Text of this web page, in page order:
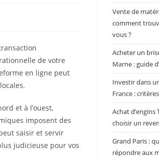
de votre
en ligne peut
et à l’ouest,
imposent des
saisir et servir
judicieuse pour vos
Vente de
comment
vous ?
Acheter un
Marne : guide
Investir dans
France :
Achat
choisir un
Grand Paris :
répondre aux